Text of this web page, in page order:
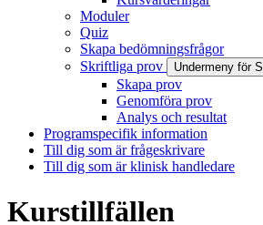
Moduler
Quiz
Skapa bedömningsfrågor
Skriftliga prov
Undermeny för
Skapa prov
Genomföra prov
Analys och resultat
Programspecifik information
Till dig som är frågeskrivare
Till dig som är klinisk handledare
Kurstillfällen